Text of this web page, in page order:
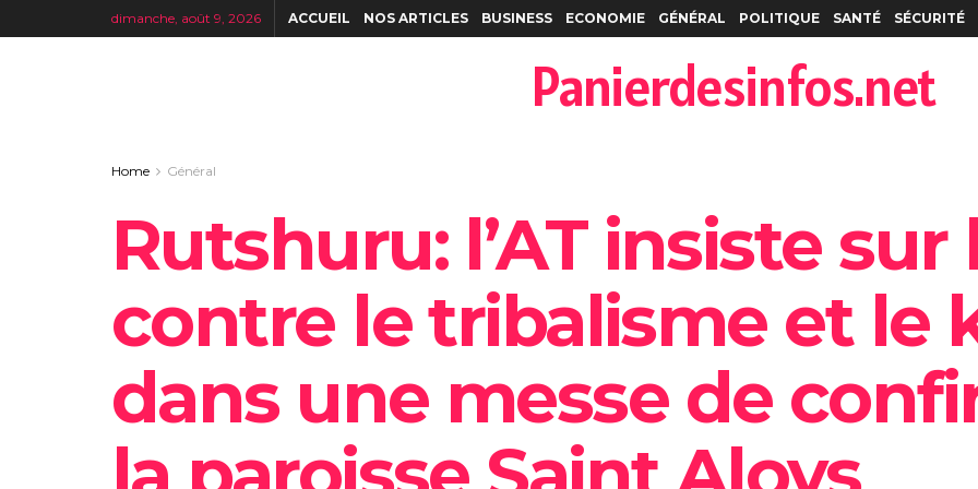
dimanche, août 9, 2026 ACCUEIL NOS ARTICLES BUSINESS ECONOMIE GÉNÉRAL POLITIQUE SANTÉ SÉCURITÉ
Panierdesinfos.net
Home Général
‎Rutshuru: l’AT insiste
contre le tribalisme et le
dans une messe de